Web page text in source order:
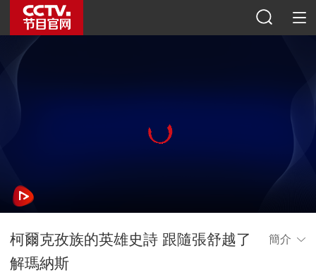
柯爾克孜族的英雄史詩 跟隨張舒越了
解瑪納斯
簡介